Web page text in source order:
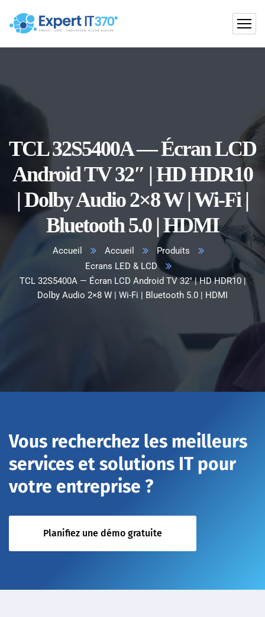
TCL 32S5400A — Écran LCD
Android TV 32″ | HD HDR10
| Dolby Audio 2×8 W | Wi-Fi |
Bluetooth 5.0 | HDMI
Accueil Accueil
Produits
Ecrans LED & LCD
TCL 32S5400A — Écran LCD Android TV 32″ | HD HDR10 |
Dolby Audio 2×8 W | Wi-Fi | Bluetooth 5.0 | HDMI
Vous recherchez les meilleurs
services et solutions IT pour
votre entreprise ?
Planifiez une démo gratuite